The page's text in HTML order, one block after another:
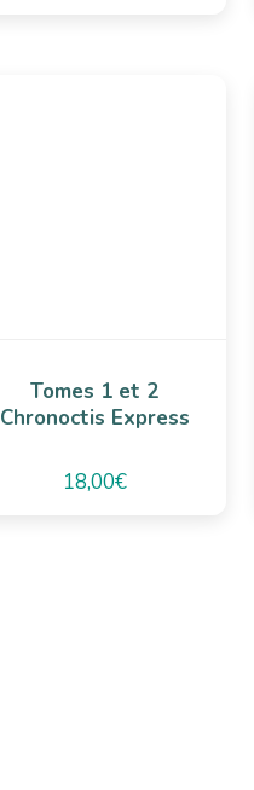
Tomes 1 et 2
Chronoctis Express
18,00€